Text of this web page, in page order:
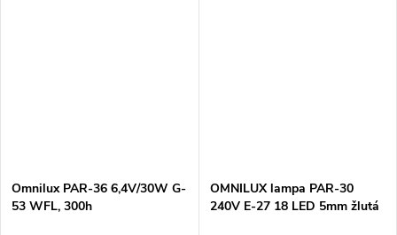
Omnilux PAR-36 6,4V/30W G-
53 WFL, 300h
OMNILUX lampa PAR-30
240V E-27 18 LED 5mm žlutá